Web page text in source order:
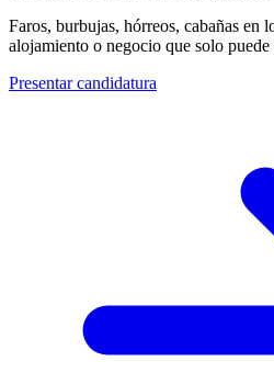
Faros, burbujas, hórreos, cabañas en
alojamiento o negocio que solo puede
Presentar candidatura